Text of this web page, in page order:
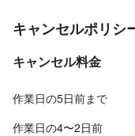
キャンセルポリシ
キャンセル料金
作業日の5日前まで
作業日の4〜2日前